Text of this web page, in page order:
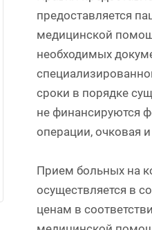
предоставляется
медицинской
необходимых
сроки в порядке
не финансируются
операции, очковая
Прием больных на
осуществляется в
ценам в